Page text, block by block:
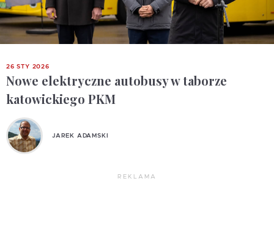
26 STY 2026
Nowe elektryczne autobusy w taborze
katowickiego PKM
JAREK ADAMSKI
REKLAMA